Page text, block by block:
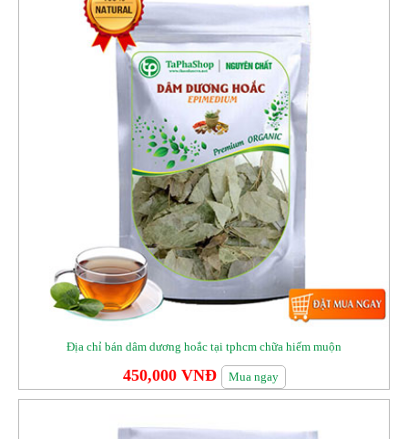
Địa chỉ bán dâm dương hoắc tại tphcm chữa hiếm muộn
450,000 VNĐ Mua ngay